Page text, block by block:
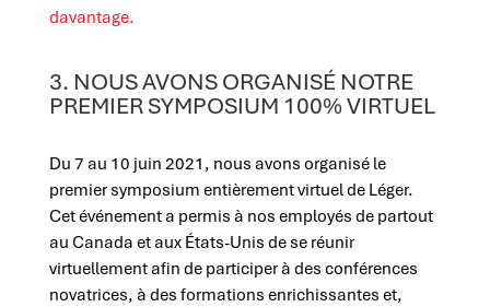
davantage.
3. NOUS AVONS ORGANISÉ NOTRE
PREMIER SYMPOSIUM 100% VIRTUEL
Du 7 au 10 juin 2021, nous avons organisé le
premier symposium entièrement virtuel de Léger.
Cet événement a permis à nos employés de partout
au Canada et aux États-Unis de se réunir
virtuellement afin de participer à des conférences
novatrices, à des formations enrichissantes et,